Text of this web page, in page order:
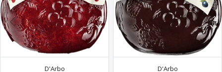
D'Arbo D'Arbo